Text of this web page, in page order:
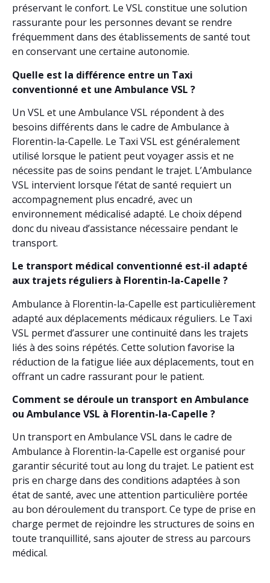
préservant le confort. Le VSL constitue une solution
rassurante pour les personnes devant se rendre
fréquemment dans des établissements de santé tout
en conservant une certaine autonomie.
Quelle est la différence entre un Taxi
conventionné et une Ambulance VSL ?
Un VSL et une Ambulance VSL répondent à des
besoins différents dans le cadre de Ambulance à
Florentin-la-Capelle. Le Taxi VSL est généralement
utilisé lorsque le patient peut voyager assis et ne
nécessite pas de soins pendant le trajet. L’Ambulance
VSL intervient lorsque l’état de santé requiert un
accompagnement plus encadré, avec un
environnement médicalisé adapté. Le choix dépend
donc du niveau d’assistance nécessaire pendant le
transport.
Le transport médical conventionné est-il adapté
aux trajets réguliers à Florentin-la-Capelle ?
Ambulance à Florentin-la-Capelle est particulièrement
adapté aux déplacements médicaux réguliers. Le Taxi
VSL permet d’assurer une continuité dans les trajets
liés à des soins répétés. Cette solution favorise la
réduction de la fatigue liée aux déplacements, tout en
offrant un cadre rassurant pour le patient.
Comment se déroule un transport en Ambulance
ou Ambulance VSL à Florentin-la-Capelle ?
Un transport en Ambulance VSL dans le cadre de
Ambulance à Florentin-la-Capelle est organisé pour
garantir sécurité tout au long du trajet. Le patient est
pris en charge dans des conditions adaptées à son
état de santé, avec une attention particulière portée
au bon déroulement du transport. Ce type de prise en
charge permet de rejoindre les structures de soins en
toute tranquillité, sans ajouter de stress au parcours
médical.